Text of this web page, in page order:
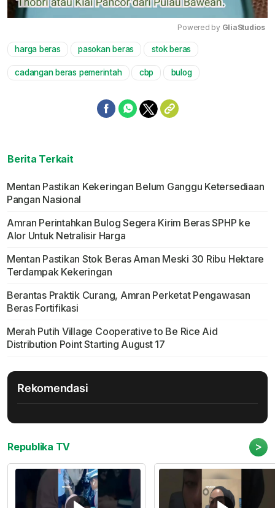
Powered by GliaStudios
harga beras pasokan beras stok beras
cadangan beras pemerintah cbp bulog
Berita Terkait
Mentan Pastikan Kekeringan Belum Ganggu Ketersediaan
Pangan Nasional
Amran Perintahkan Bulog Segera Kirim Beras SPHP ke
Alor Untuk Netralisir Harga
Mentan Pastikan Stok Beras Aman Meski 30 Ribu Hektare
Terdampak Kekeringan
Berantas Praktik Curang, Amran Perketat Pengawasan
Beras Fortifikasi
Merah Putih Village Cooperative to Be Rice Aid
Distribution Point Starting August 17
Rekomendasi
Republika TV >